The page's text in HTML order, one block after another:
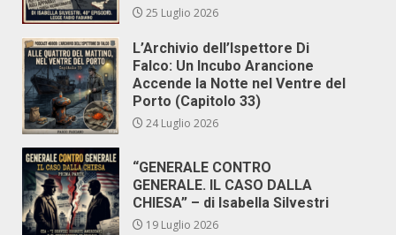
25 Luglio 2026
L’Archivio dell’Ispettore Di
Falco: Un Incubo Arancione
Accende la Notte nel Ventre del
Porto (Capitolo 33)
24 Luglio 2026
“GENERALE CONTRO
GENERALE. IL CASO DALLA
CHIESA” – di Isabella Silvestri
19 Luglio 2026